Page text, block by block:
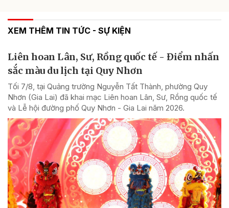
XEM THÊM TIN TỨC - SỰ KIỆN
Liên hoan Lân, Sư, Rồng quốc tế - Điểm nhấn
sắc màu du lịch tại Quy Nhơn
Tối 7/8, tại Quảng trường Nguyễn Tất Thành, phường Quy
Nhơn (Gia Lai) đã khai mạc Liên hoan Lân, Sư, Rồng quốc tế
và Lễ hội đường phố Quy Nhơn - Gia Lai năm 2026.